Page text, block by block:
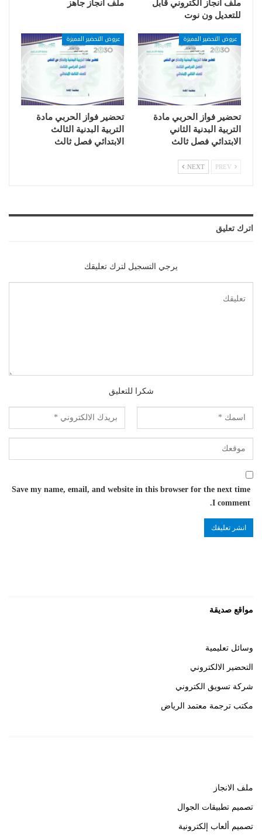
ملف انجاز الكتروني قابل
للتعديل ون نوت
ملف انجاز جاهز
عروض التحضير المميزة
تحضير فواز الحربي مادة
التربية البدنية الثاني
الابتدائي فصل ثالث
عروض التحضير المميزة
تحضير فواز الحربي مادة
التربية البدنية الثالث
الابتدائي فصل ثالث
NEXT
اترك تعليق
يرجي التسجيل لترك تعليقك
شكرا للتعليق
Save my name, email, and website in this browser for the next time
I comment.
مواقع صديقة
وسائل تعليمية
التحضير الالكتروني
شركة تسويق الكتروني
مكتب ترجمة معتمد الرياض
ملف الانجاز
تصميم تطبيقات الجوال
تصميم ألعاب إلكترونية